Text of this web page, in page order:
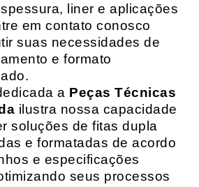
liner e aplicações
em contato conosco
suas necessidades de
e formato
a Peças Técnicas
ilustra nossa capacidade
soluções de fitas dupla
e formatadas de acordo
e especificações
seus processos